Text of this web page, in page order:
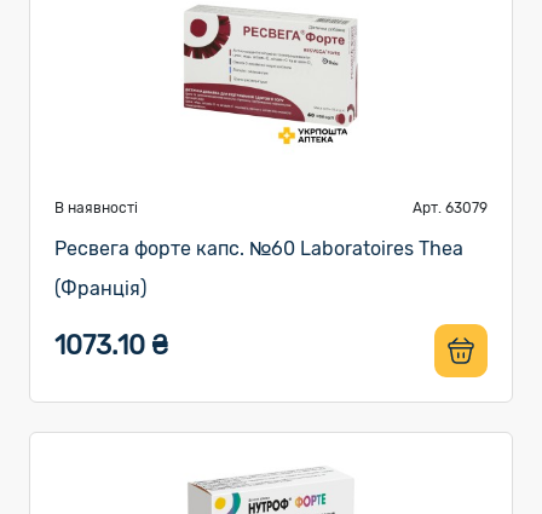
В наявності Арт. 63079
Ресвега форте капс. №60 Laboratoires Thea
(Франція)
1073.10 ₴